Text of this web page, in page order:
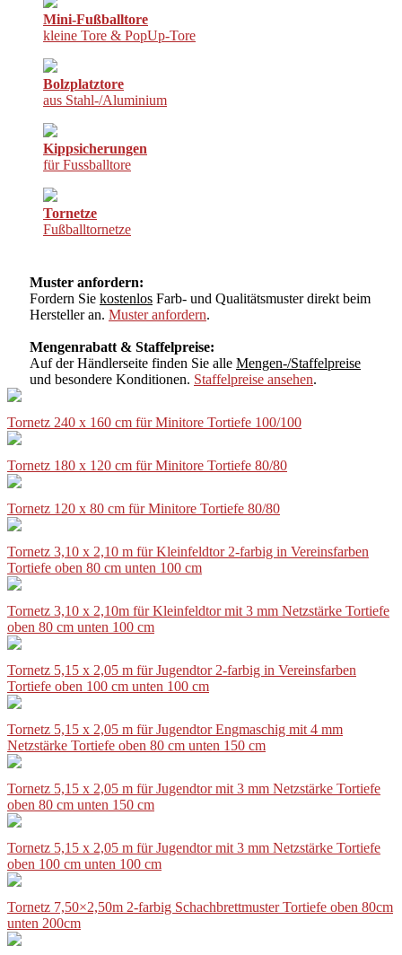
Mini-Fußballtore
kleine Tore & PopUp-Tore
Bolzplatztore
aus Stahl-/Aluminium
Kippsicherungen
für Fussballtore
Tornetze
Fußballtornetze
Muster anfordern:
Fordern Sie kostenlos Farb- und Qualitätsmuster direkt beim
Hersteller an. Muster anfordern.
Mengenrabatt & Staffelpreise:
Auf der Händlerseite finden Sie alle Mengen-/Staffelpreise
und besondere Konditionen. Staffelpreise ansehen.
Tornetz 240 x 160 cm für Minitore Tortiefe 100/100
Tornetz 180 x 120 cm für Minitore Tortiefe 80/80
Tornetz 120 x 80 cm für Minitore Tortiefe 80/80
Tornetz 3,10 x 2,10 m für Kleinfeldtor 2-farbig in Vereinsfarben
Tortiefe oben 80 cm unten 100 cm
Tornetz 3,10 x 2,10m für Kleinfeldtor mit 3 mm Netzstärke Tortiefe
oben 80 cm unten 100 cm
Tornetz 5,15 x 2,05 m für Jugendtor 2-farbig in Vereinsfarben
Tortiefe oben 100 cm unten 100 cm
Tornetz 5,15 x 2,05 m für Jugendtor Engmaschig mit 4 mm
Netzstärke Tortiefe oben 80 cm unten 150 cm
Tornetz 5,15 x 2,05 m für Jugendtor mit 3 mm Netzstärke Tortiefe
oben 80 cm unten 150 cm
Tornetz 5,15 x 2,05 m für Jugendtor mit 3 mm Netzstärke Tortiefe
oben 100 cm unten 100 cm
Tornetz 7,50×2,50m 2-farbig Schachbrettmuster Tortiefe oben 80cm
unten 200cm